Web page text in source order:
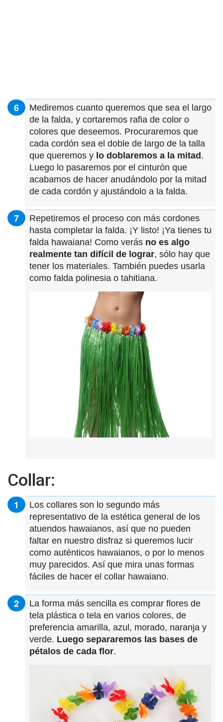
Mediremos cuanto queremos que sea el largo
de la falda, y cortaremos rafia de color o
colores que deseemos. Procuraremos que
cada cordón sea el doble de largo de la talla
que queremos y lo doblaremos a la mitad.
Luego lo pasaremos por el cinturón que
acabamos de hacer anudándolo por la mitad
de cada cordón y ajustándolo a la falda.
Repetiremos el proceso con más cordones
hasta completar la falda. ¡Y listo! ¡Ya tienes tu
falda hawaiana! Como verás no es algo
realmente tan difícil de lograr, sólo hay que
tener los materiales. También puedes usarla
como falda polinesia o tahitiana.
Collar:
Los collares son lo segundo más
representativo de la estética general de los
atuendos hawaianos, así que no pueden
faltar en nuestro disfraz si queremos lucir
como auténticos hawaianos, o por lo menos
muy parecidos. Así que mira unas formas
fáciles de hacer el collar hawaiano.
La forma más sencilla es comprar flores de
tela plástica o tela en varios colores, de
preferencia amarilla, azul, morado, naranja y
verde. Luego separaremos las bases de
pétalos de cada flor.